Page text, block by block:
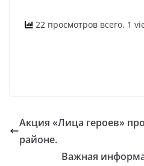
22 просмотров всего, 1
Акция «Лица героев»
районе.
Важная